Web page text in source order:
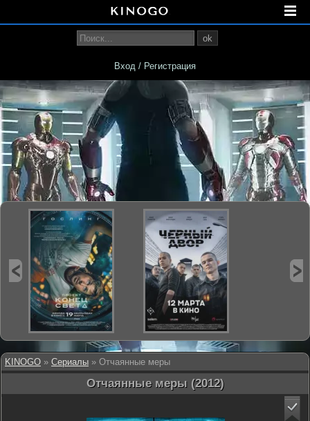
KINOGO » Сериалы » Отчаянные меры
Отчаянные меры (2012)
ok
Вход / Регистрация